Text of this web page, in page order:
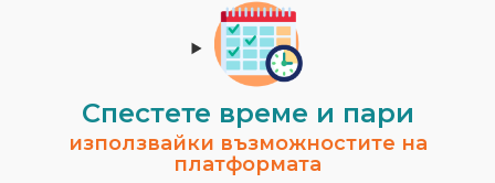
Спестeте време и пари
използвайки възможностите на
платформата